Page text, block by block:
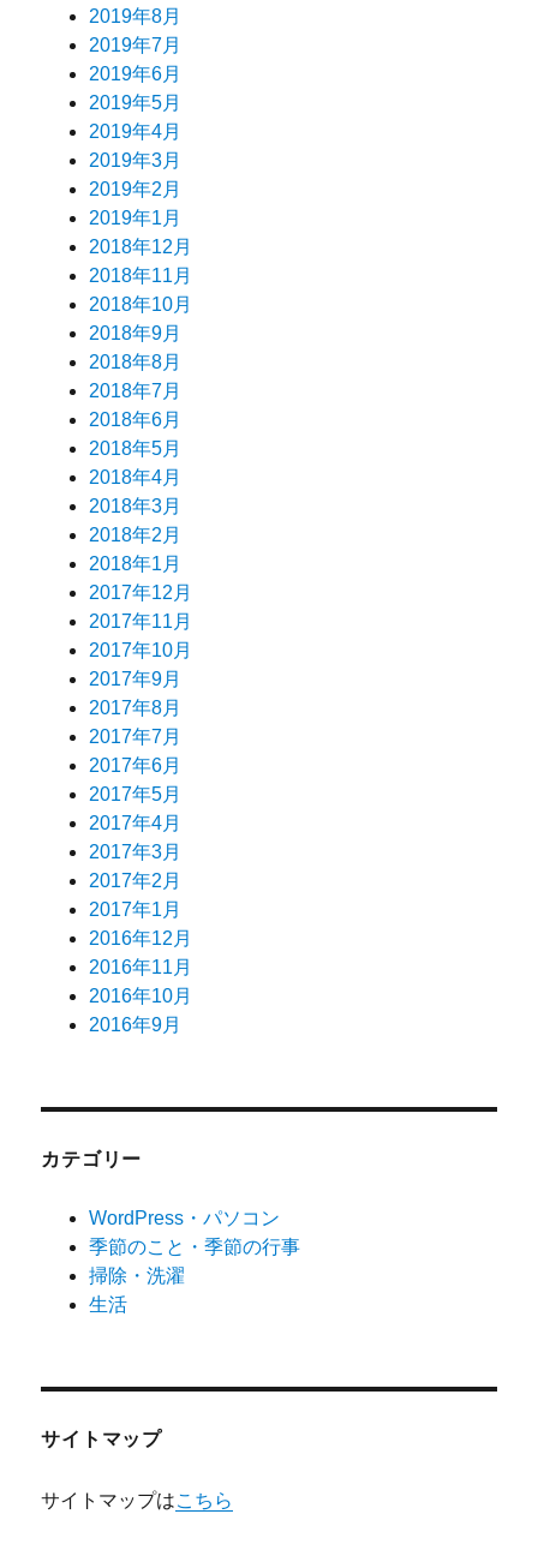
2019年8月
2019年7月
2019年6月
2019年5月
2019年4月
2019年3月
2019年2月
2019年1月
2018年12月
2018年11月
2018年10月
2018年9月
2018年8月
2018年7月
2018年6月
2018年5月
2018年4月
2018年3月
2018年2月
2018年1月
2017年12月
2017年11月
2017年10月
2017年9月
2017年8月
2017年7月
2017年6月
2017年5月
2017年4月
2017年3月
2017年2月
2017年1月
2016年12月
2016年11月
2016年10月
2016年9月
カテゴリー
WordPress・パソコン
季節のこと・季節の行事
掃除・洗濯
生活
サイトマップ
サイトマップはこちら